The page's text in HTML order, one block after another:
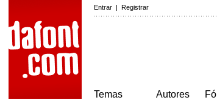
Entrar | Registrar
Temas
Autores